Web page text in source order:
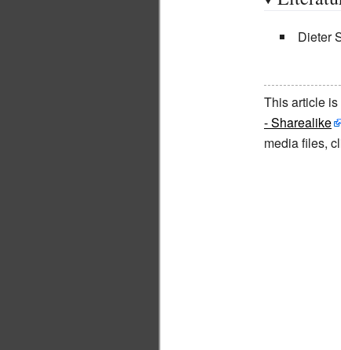
Dieter
This article
- Sharealike
media files,